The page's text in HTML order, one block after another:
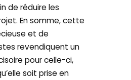
de réduire les
En somme, cette
et de
revendiquent un
pour celle-ci,
soit prise en